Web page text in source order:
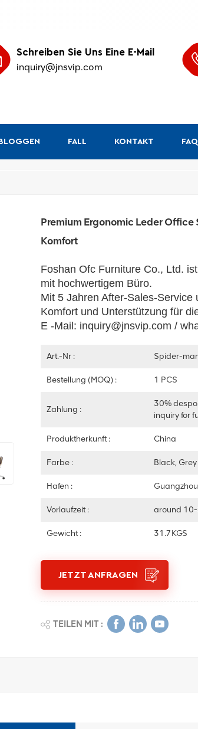
Schreiben Sie Uns Eine E-Mail
inquiry@jnsvip.com
FALL KONTAKT FAQ
Premium Ergonomic Leder
Komfort
Foshan Ofc Furniture Co., Ltd.
mit hochwertigem Büro.
Mit 5 Jahren After-Sales-
Komfort und Unterstützung für
E -Mail: inquiry@jnsvip.com /
Art.-Nr : Spider-
Bestellung (MOQ) : 1 PCS
Zahlung :
30%
inquiry for
Produktherkunft : China
Farbe : Black,
Hafen :
Vorlaufzeit : around
Gewicht : 31.7KGS
JETZT ANFRAGEN
TEILEN MIT :